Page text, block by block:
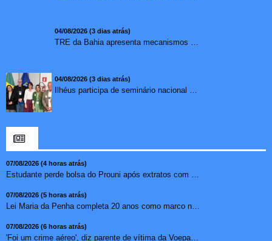
04/08/2026 (3 dias atrás)
TRE da Bahia apresenta mecanismos de segurança das urnas e nova ordem de votação para eleições
04/08/2026 (3 dias atrás)
Ilhéus participa de seminário nacional sobre turismo sustentável e captação de investimentos
07/08/2026 (4 horas atrás)
Estudante perde bolsa do Prouni após extratos com apostas ...
07/08/2026 (5 horas atrás)
Lei Maria da Penha completa 20 anos como marco no combate �...
07/08/2026 (6 horas atrás)
'Foi um crime aéreo', diz parente de vítima da Voepass ...